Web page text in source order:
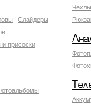
Слайдеры
присоски